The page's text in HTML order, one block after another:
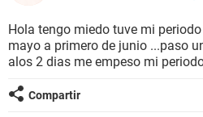
BIENESTAR
Hola tengo miedo tuve mi
mayo a primero de junio ...paso
alos 2 dias me empeso mi
Compartir